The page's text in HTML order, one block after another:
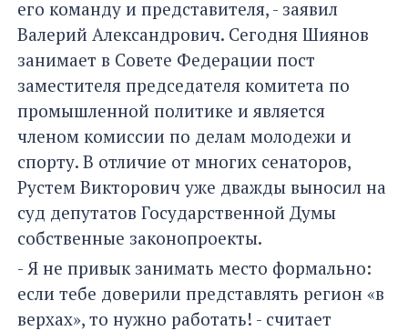
его команду и представителя, - заявил
Валерий Александрович. Сегодня Шиянов
занимает в Совете Федерации пост
заместителя председателя комитета по
промышленной политике и является
членом комиссии по делам молодежи и
спорту. В отличие от многих сенаторов,
Рустем Викторович уже дважды выносил на
суд депутатов Государственной Думы
собственные законопроекты.
- Я не привык занимать место формально:
если тебе доверили представлять регион «в
верхах», то нужно работать! - считает